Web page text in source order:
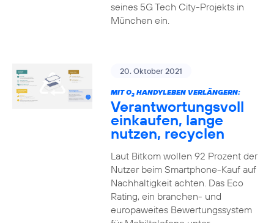
seines 5G Tech City-Projekts in
München ein.
20. Oktober 2021
MIT O2HANDYLEBEN VERLÄNGERN:
Verantwortungsvoll
einkaufen, lange
nutzen, recyclen
Laut Bitkom wollen 92 Prozent der
Nutzer beim Smartphone-Kauf auf
Nachhaltigkeit achten. Das Eco
Rating, ein branchen- und
europaweites Bewertungssystem